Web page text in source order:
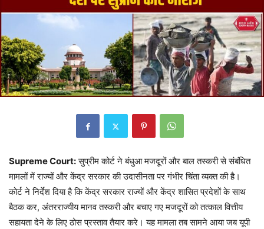
Supreme Court:सुप्रीम कोर्ट ने बंधुआ मजदूरों और बाल तस्करी से संबंधित
मामलों में राज्यों और केंद्र सरकार की उदासीनता पर गंभीर चिंता व्यक्त की है।
कोर्ट ने निर्देश दिया है कि केंद्र सरकार राज्यों और केंद्र शासित प्रदेशों के साथ
बैठक कर, अंतरराज्यीय मानव तस्करी और बचाए गए मजदूरों को तत्काल वित्तीय
सहायता देने के लिए ठोस प्रस्ताव तैयार करे। यह मामला तब सामने आया जब यूपी